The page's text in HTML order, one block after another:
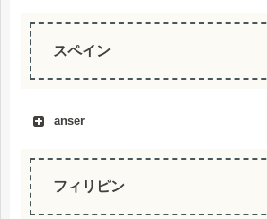
スペイン
anser
フィリピン